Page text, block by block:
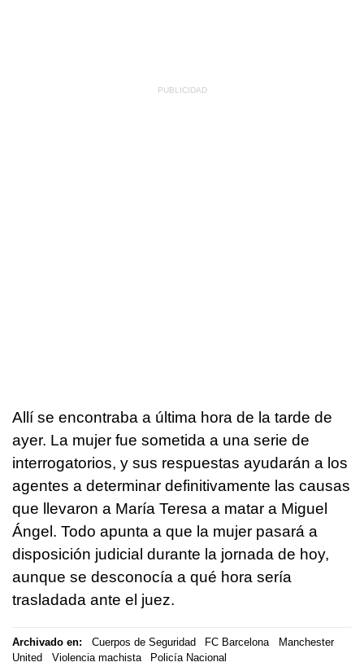
Allí se encontraba a última hora de la tarde de
ayer. La mujer fue sometida a una serie de
interrogatorios, y sus respuestas ayudarán a los
agentes a determinar definitivamente las causas
que llevaron a María Teresa a matar a Miguel
Ángel. Todo apunta a que la mujer pasará a
disposición judicial durante la jornada de hoy,
aunque se desconocía a qué hora sería
trasladada ante el juez.
Archivado en: Cuerpos de Seguridad FC Barcelona
Manchester
United
Violencia machista Policía Nacional